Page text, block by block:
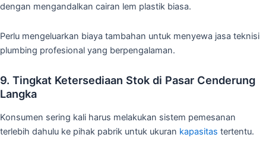
dengan mengandalkan cairan lem plastik biasa.
Perlu mengeluarkan biaya tambahan untuk menyewa jasa teknisi
plumbing profesional yang berpengalaman.
9. Tingkat Ketersediaan Stok di Pasar Cenderung
Langka
Konsumen sering kali harus melakukan sistem pemesanan
terlebih dahulu ke pihak pabrik untuk ukuran kapasitas tertentu.